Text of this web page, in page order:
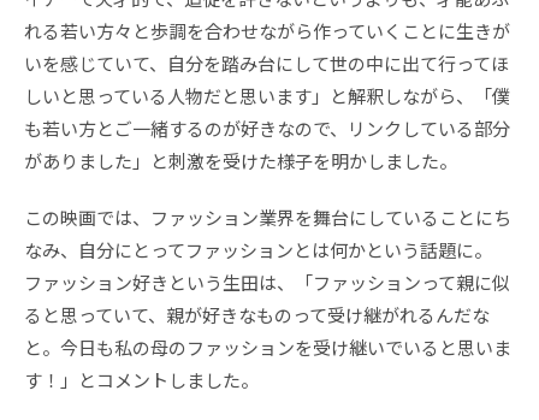
れる若い方々と歩調を合わせながら作っていくことに生きが
いを感じていて、自分を踏み台にして世の中に出て行ってほ
しいと思っている人物だと思います」と解釈しながら、「僕
も若い方とご一緒するのが好きなので、リンクしている部分
がありました」と刺激を受けた様子を明かしました。
この映画では、ファッション業界を舞台にしていることにち
なみ、自分にとってファッションとは何かという話題に。
ファッション好きという生田は、「ファッションって親に似
ると思っていて、親が好きなものって受け継がれるんだな
と。今日も私の母のファッションを受け継いでいると思いま
す！」とコメントしました。